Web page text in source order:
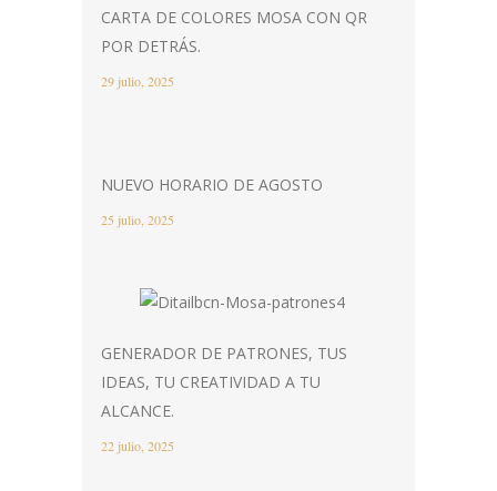
CARTA DE COLORES MOSA CON QR
POR DETRÁS.
29 julio, 2025
NUEVO HORARIO DE AGOSTO
25 julio, 2025
GENERADOR DE PATRONES, TUS
IDEAS, TU CREATIVIDAD A TU
ALCANCE.
22 julio, 2025